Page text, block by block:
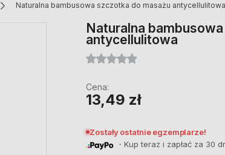
Naturalna bambusowa szczotka do masażu antycellulitowa
Naturalna
antycellulitowa
Cena:
13,49 zł
Zostały ostatnie egzemplarze!
・Kup teraz i zapłać za 30